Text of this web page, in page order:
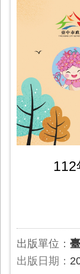
112
出版單位：
出版日期：